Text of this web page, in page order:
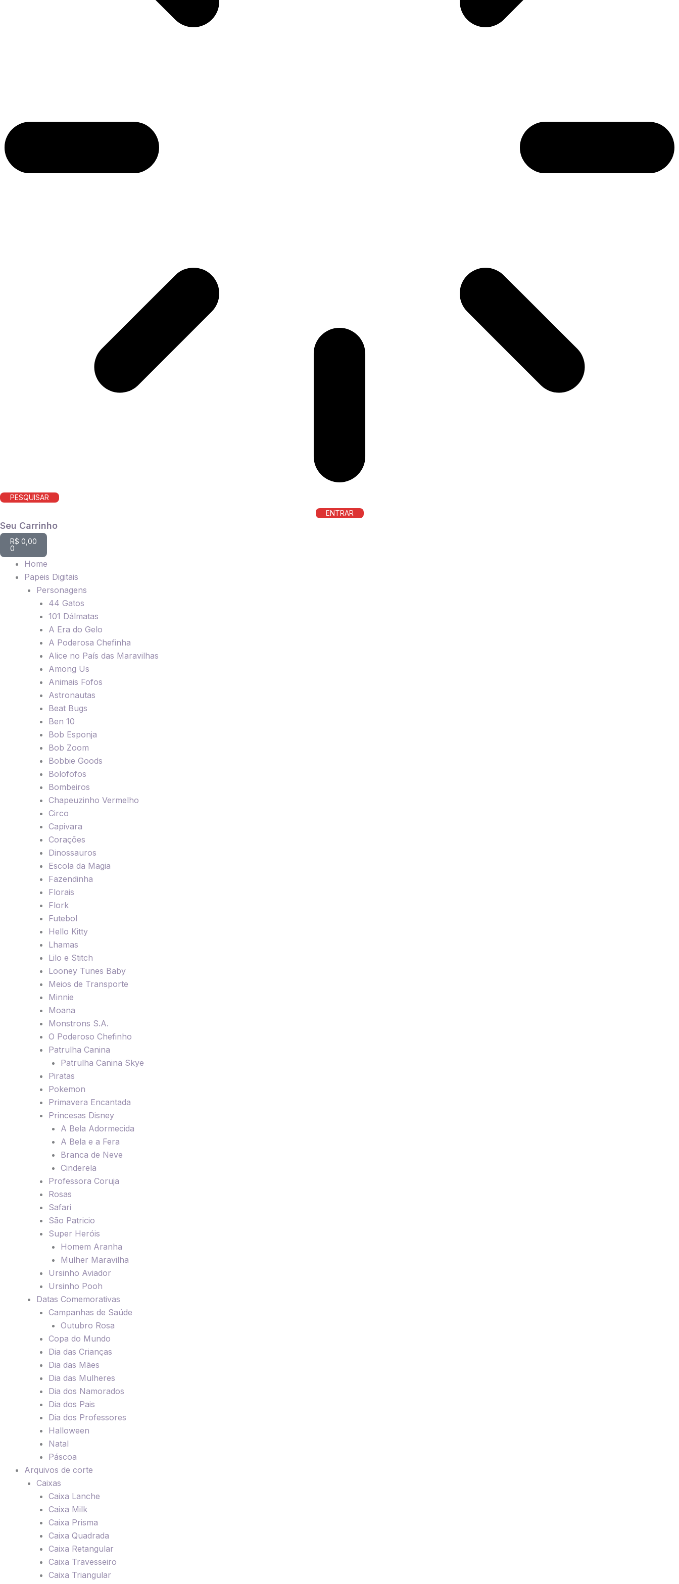
PESQUISAR
ENTRAR
R$ 0,00
0
Carrinho
Home
Papeis Digitais
Personagens
44 Gatos
101 Dálmatas
A Era do Gelo
A Poderosa Chefinha
Alice no País das Maravilhas
Among Us
Animais Fofos
Astronautas
Beat Bugs
Ben 10
Bob Esponja
Bob Zoom
Bobbie Goods
Bolofofos
Bombeiros
Chapeuzinho Vermelho
Circo
Capivara
Corações
Dinossauros
Escola da Magia
Fazendinha
Florais
Flork
Futebol
Hello Kitty
Lhamas
Lilo e Stitch
Looney Tunes Baby
Meios de Transporte
Minnie
Moana
Monstrons S.A.
O Poderoso Chefinho
Patrulha Canina
Patrulha Canina Skye
Piratas
Pokemon
Primavera Encantada
Princesas Disney
A Bela Adormecida
A Bela e a Fera
Branca de Neve
Cinderela
Professora Coruja
Rosas
Safari
São Patricio
Super Heróis
Homem Aranha
Mulher Maravilha
Ursinho Aviador
Ursinho Pooh
Datas Comemorativas
Campanhas de Saúde
Outubro Rosa
Copa do Mundo
Dia das Crianças
Dia das Mães
Dia das Mulheres
Dia dos Namorados
Dia dos Pais
Dia dos Professores
Halloween
Natal
Páscoa
Arquivos de corte
Caixas
Caixa Lanche
Caixa Milk
Caixa Prisma
Caixa Quadrada
Caixa Retangular
Caixa Travesseiro
Caixa Triangular